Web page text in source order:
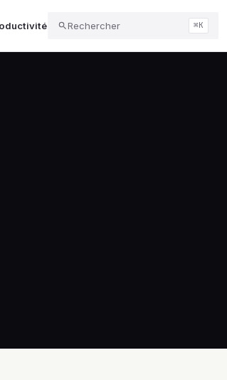
Messagerie & Espaces de
Rechercher ⌘K